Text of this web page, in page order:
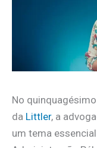
No
da Littler, a
um tema